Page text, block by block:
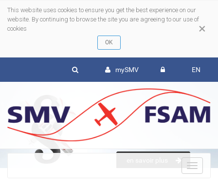
×
This website uses cookies to ensure you get the best experience on our
website. By continuing to browse the site you are agreeing to our use of
cookies
mySMV EN